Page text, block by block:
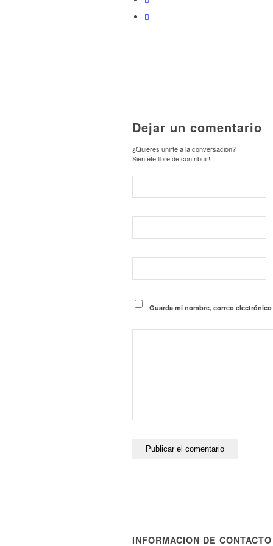
Dejar un comentario
¿Quieres unirte a la conversación?
Siéntete libre de contribuir!
Guarda mi nombre, correo
INFORMACIÓN DE CONTACTO